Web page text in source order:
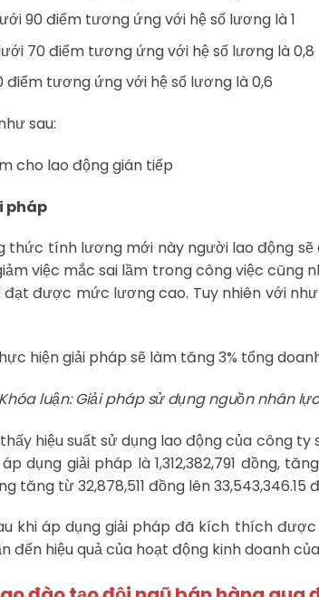
90 điểm tương ứng với hệ số lương là 1
70 điểm tương ứng với hệ số lương là 0,8
điểm tương ứng với hệ số lương là 0,6
sau:
cho lao động gián tiếp
pháp
thức tính lương mới này người lao động
việc mắc sai lầm trong công việc cũng
đạt được mức lương cao. Tuy nhiên với
hiện giải pháp sẽ làm tăng 3% tổng
Khóa luận: Giải pháp sử dụng nguồn nhân
hiệu suất sử dụng lao động của công ty
dụng giải pháp là 1,312,382,791 đồng,
tăng từ 32,878,511 đồng lên
khi áp dụng giải pháp đã kích thích
đến hiệu quả của hoạt động kinh doanh